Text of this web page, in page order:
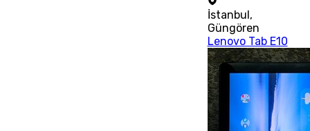
İstanbul ,
Güngören
Lenovo Tab E10